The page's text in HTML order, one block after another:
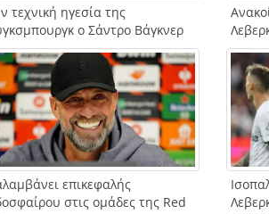
τεχνική ηγεσία της
ο Σάντρο Βάγκνερ
επικεφαλής
στις ομάδες της Red